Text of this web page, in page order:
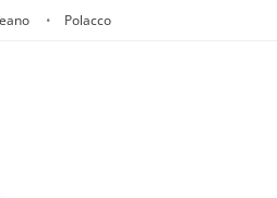
Polacco